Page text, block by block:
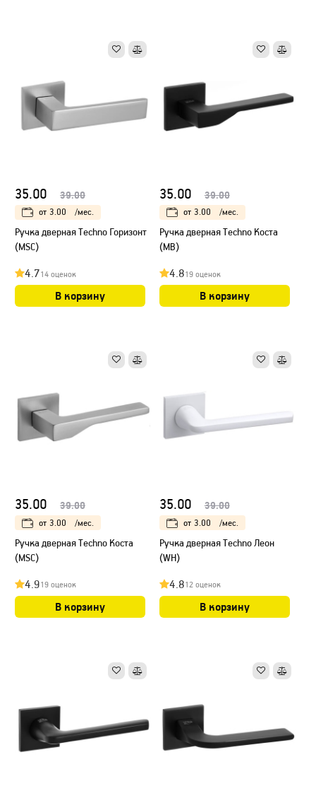
35.00 39.00
от 3.00 /мес.
Ручка дверная Techno Горизонт
(МSC)
4.714 оценок
В корзину
35.00 39.00
от 3.00 /мес.
Ручка дверная Techno Коста
(МB)
4.819 оценок
В корзину
35.00 39.00
от 3.00 /мес.
Ручка дверная Techno Коста
(МSC)
4.919 оценок
В корзину
35.00 39.00
от 3.00 /мес.
Ручка дверная Techno Леон
(WH)
4.812 оценок
В корзину